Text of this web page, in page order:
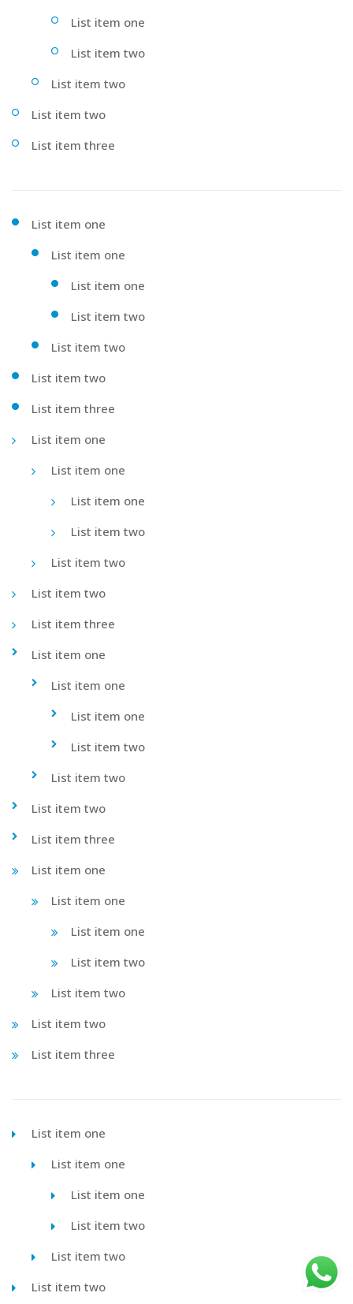
List item one
List item two
List item two
List item two
List item three
List item one
List item one
List item one
List item two
List item two
List item two
List item three
List item one
List item one
List item one
List item two
List item two
List item two
List item three
List item one
List item one
List item one
List item two
List item two
List item two
List item three
List item one
List item one
List item one
List item two
List item two
List item two
List item three
List item one
List item one
List item one
List item two
List item two
List item two